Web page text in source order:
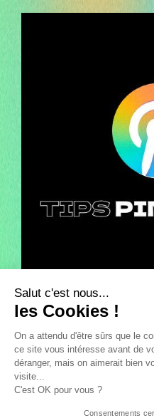
Le guide des
Salut c'est nous...
les Cookies !
On a attendu d'être sûrs que le
ce site vous intéresse avant de
déranger, mais on aimerait bien
visite...
C'est OK pour vous ?
Consentements